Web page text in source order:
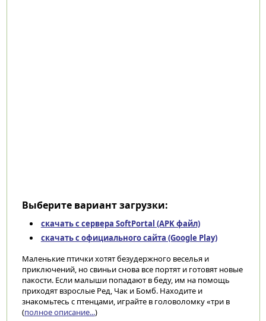
Выберите вариант загрузки:
скачать с сервера SoftPortal (APK файл)
скачать с официального сайта (Google Play)
Маленькие птички хотят безудержного веселья и
приключений, но свиньи снова все портят и готовят новые
пакости. Если малыши попадают в беду, им на помощь
приходят взрослые Ред, Чак и Бомб. Находите и
знакомьтесь с птенцами, играйте в головоломку «три в
(полное описание...)